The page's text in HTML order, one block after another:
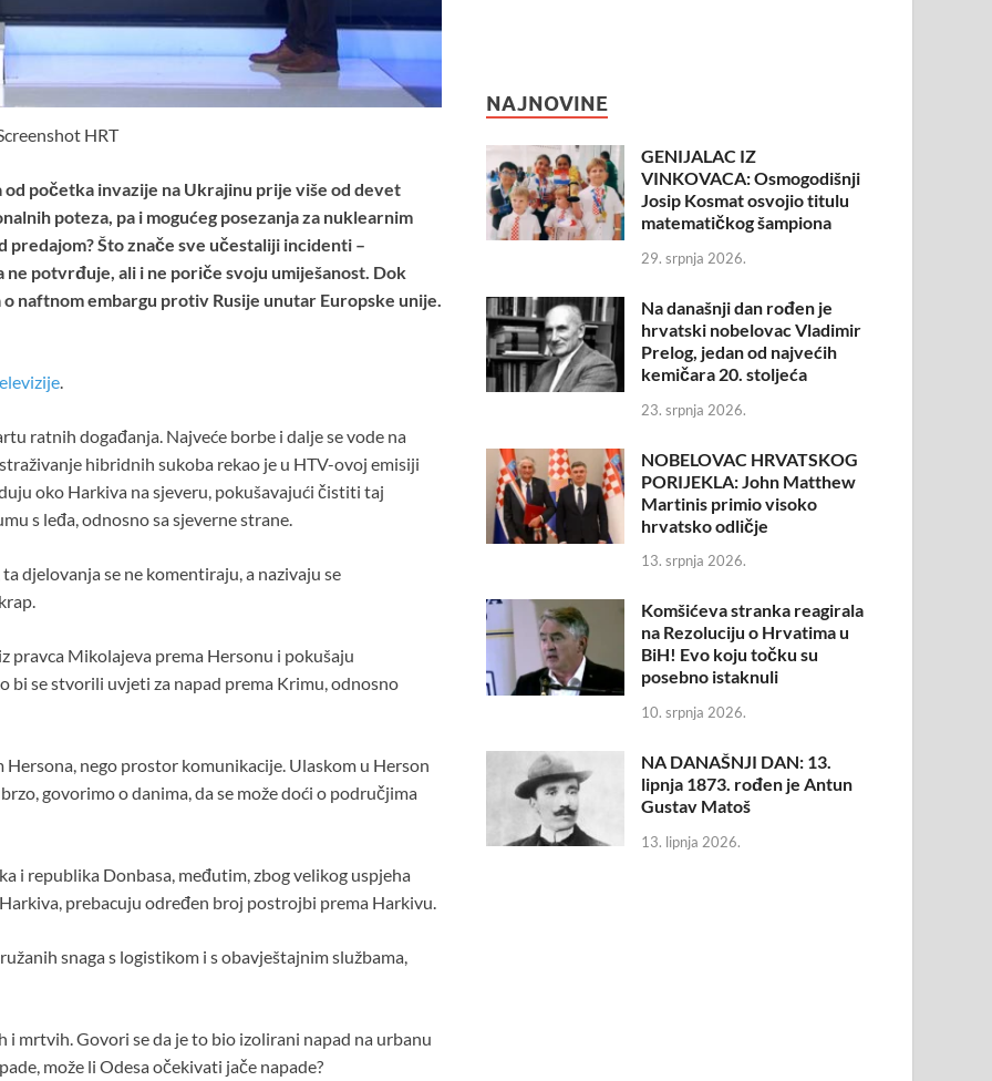
HRT
početka invazije na Ukrajinu prije više od devet
poteza, pa i mogućeg posezanja za nuklearnim
predajom? Što znače sve učestaliji incidenti –
potvrđuje, ali i ne poriče svoju umiješanost. Dok
naftnom embargu protiv Rusije unutar Europske unije.
.
ratnih događanja. Najveće borbe i dalje se vode na
hibridnih sukoba rekao je u HTV-ovoj emisiji
oko Harkiva na sjeveru, pokušavajući čistiti taj
s leđa, odnosno sa sjeverne strane.
djelovanja se ne komentiraju, a nazivaju se
pravca Mikolajeva prema Hersonu i pokušaju
bi se stvorili uvjeti za napad prema Krimu, odnosno
nego prostor komunikacije. Ulaskom u Herson
govorimo o danima, da se može doći o područjima
i republika Donbasa, međutim, zbog velikog uspjeha
prebacuju određen broj postrojbi prema Harkivu.
snaga s logistikom i s obavještajnim službama,
mrtvih. Govori se da je to bio izolirani napad na urbanu
može li Odesa očekivati jače napade?
NAJNOVINE
GENIJALAC IZ
VINKOVACA: Osmogodišnji
Josip Kosmat osvojio titulu
matematičkog šampiona
29. srpnja 2026.
Na današnji dan rođen je
hrvatski nobelovac Vladimir
Prelog, jedan od najvećih
kemičara 20. stoljeća
23. srpnja 2026.
NOBELOVAC HRVATSKOG
PORIJEKLA: John Matthew
Martinis primio visoko
hrvatsko odličje
13. srpnja 2026.
Komšićeva stranka reagirala
na Rezoluciju o Hrvatima u
BiH! Evo koju točku su
posebno istaknuli
10. srpnja 2026.
NA DANAŠNJI DAN: 13.
lipnja 1873. rođen je Antun
Gustav Matoš
13. lipnja 2026.